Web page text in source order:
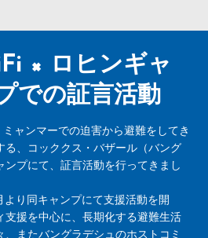
× ロヒンギャ
での証言活動
ミャンマーでの迫害から避難をしてき
る、コッククス・バザール（バング
ンプにて、証言活動を行ってきまし
より同キャンプにて支援活動を開
支援を中心に、長期化する避難生活
またバングラデシュのホストコミ